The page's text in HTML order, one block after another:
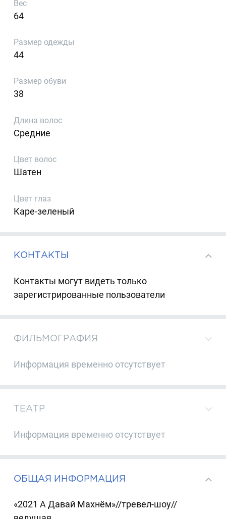
Вес
64
Размер одежды
44
Размер обуви
38
Длина волос
Средние
Цвет волос
Шатен
Цвет глаз
Каре-зеленый
КОНТАКТЫ
Контакты могут видеть только
зарегистрированные пользователи
ФИЛЬМОГРАФИЯ
Информация временно отсутствует
ТЕАТР
Информация временно отсутствует
ОБЩАЯ ИНФОРМАЦИЯ
«2021 А Давай Махнём»//тревел-шоу//